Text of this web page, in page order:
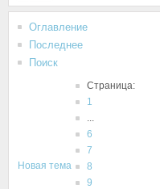
Оглавление
Последнее
Поиск
Новая тема
Страница:
1
...
6
7
8
9